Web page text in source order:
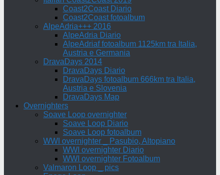
Coast2Coast Diario
Coast2Coast fotoalbum
AlpeAdria+++ 2016
AlpeAdria Diario
AlpeAdriaf fotoalbum 1125km tra Italia,
Austria e Germania
DravaDays 2014
DravaDays Diario
DravaDays fotoalbum 666km tra Italia,
Austria e Slovenia
DravaDays Map
Overnighters
Soave Loop overnighter
Soave Loop Diario
Soave Loop fotoalbum
WWI overnighter _ Pasubio, Altopiano
WWI overnighter Diario
WWI overnighter Fotoalbum
Valmaron Loop _ pics